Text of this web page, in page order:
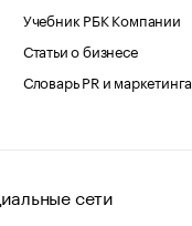
Учебник РБК Компании
Статьи о бизнесе
Словарь PR и маркетинга
сети